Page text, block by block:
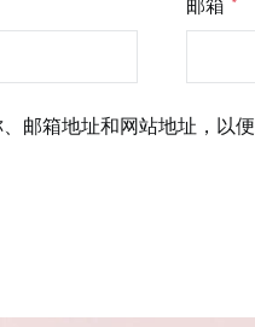
邮箱 *
邮箱地址和网站地址，以便